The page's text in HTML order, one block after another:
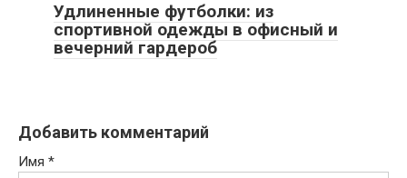
Удлиненные футболки: из
спортивной одежды в офисный и
вечерний гардероб
Добавить комментарий
Имя *